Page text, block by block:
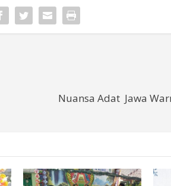
Nuansa Adat Jawa